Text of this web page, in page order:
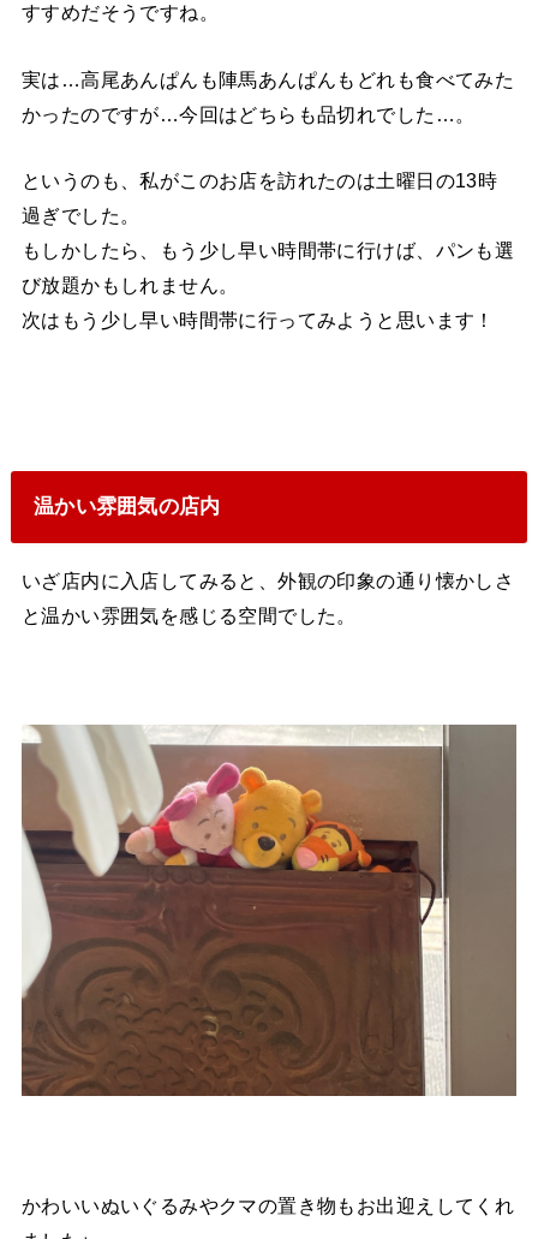
すすめだそうですね。
実は…高尾あんぱんも陣馬あんぱんもどれも食べてみた
かったのですが…今回はどちらも品切れでした…。
というのも、私がこのお店を訪れたのは土曜日の13時
過ぎでした。
もしかしたら、もう少し早い時間帯に行けば、パンも選
び放題かもしれません。
次はもう少し早い時間帯に行ってみようと思います！
温かい雰囲気の店内
いざ店内に入店してみると、外観の印象の通り懐かしさ
と温かい雰囲気を感じる空間でした。
かわいいぬいぐるみやクマの置き物もお出迎えしてくれ